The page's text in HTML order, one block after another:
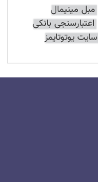
مبل مینیمال
اعتبارسنجی بانکی
سایت یوتوتایمز